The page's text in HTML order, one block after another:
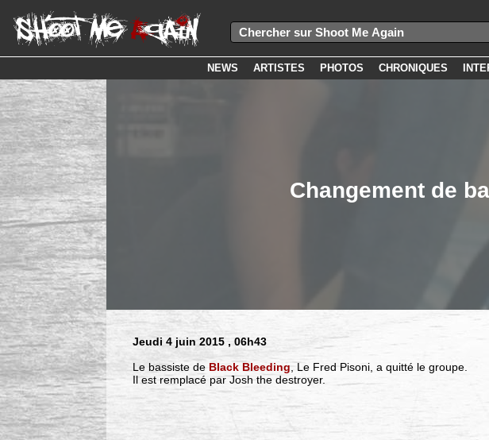
NEWS ARTISTES PHOTOS CHRONIQUES
Changement de
Jeudi 4 juin 2015 , 06h43
Le bassiste de Black Bleeding, Le Fred Pisoni, a quitté le groupe.
Il est remplacé par Josh the destroyer.